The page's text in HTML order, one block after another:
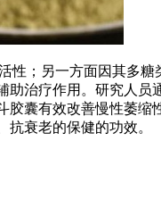
性；另一方面因其多
治疗作用。研究人员
囊有效改善慢性萎
衰老的保健的功效。